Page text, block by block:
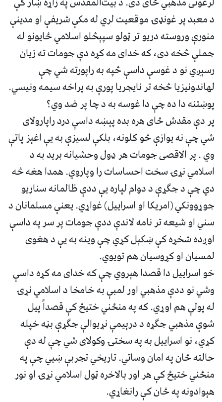
د معبد پر غونډۍ موقعیت لري له مکې شريفې او مدينې
منورې وروسته دريو تر ټولو سپېڅلو اسلامي ځایونو له
جملې څخه دی، که خدای مه کړه دې جومات ته زيان
رسېږي نو د غوسې داسې څپه به راپورته شي چې
لهاندونيزيا څخه تر نايجريا پورې به پراخه سیمه ونیسي.
پوښتنه دا ده چې دا غوسه به د چا پر ضد وي؟
پر دې مقدش ځای هره بده پېښه داسې درد راپارولای
شي چې نه یوازې څو کلونه، بلکې لسیزې به یې اغېز پاتې
وي . پر الاقصی جومات هر ډول وحشیانه برید به د
اسلامي نړۍ سخت احساسات را وپاروي. همدا هغه څه
دي چې د جګړې د دوام لپاره یې ددې ظالمانه سناریو
جوړوونکي (امريکا او اسراييل) غواړي. یعنې مسلمانان د
سني او شيعه تر نامه لاندې ددې جومات پر سر په داسې
اوږده شخړه کې ښکېل کړي چې وینه به یې د هغوی
لمسیان او کړوسیان هم تویوي.
خو اسراييل دا قصدا هېروي چې که خدای مه کړه داسې
وشي نو ددې مذهبي اور لمبې به خامخا د اسلامي نړۍ
له پولې هم اوړي. که په منځني ختیځ کې قصداً پیل
شوې مذهبي جګړه د درېیمې نړیوالې جګړې بڼه خپله
کړي، نو اسراییل به په سختۍ وکولای شي چې له دې
حالته ځان په امان وساتي. تاریخي تجربې ښيي چې په
منځني ختیځ کې هر اور بالاخره ټول اسلامي نړۍ او نور
هېوادونه په ځان کې رانغاړي.